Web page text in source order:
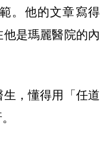
。他的文章寫得
是瑪麗醫院的內
，懂得用「任道